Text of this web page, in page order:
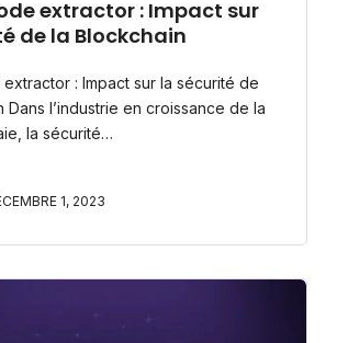
extractor : Impact sur
de la Blockchain
: Impact sur la sécurité de
Dans l’industrie en croissance de la
la sécurité…
1, 2023